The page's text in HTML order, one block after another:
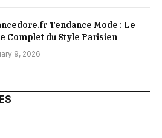
Tendance Mode : Le
Complet du Style Parisien
9, 2026